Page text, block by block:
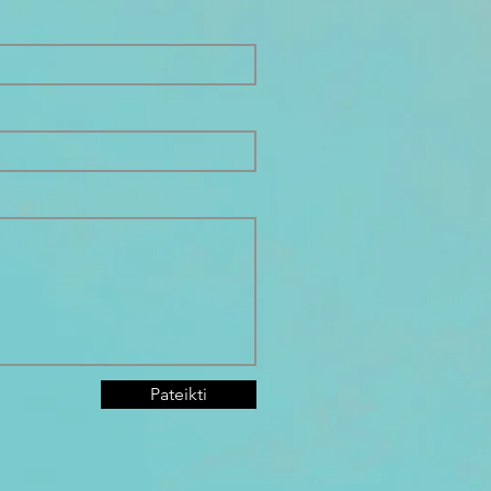
Pateikti